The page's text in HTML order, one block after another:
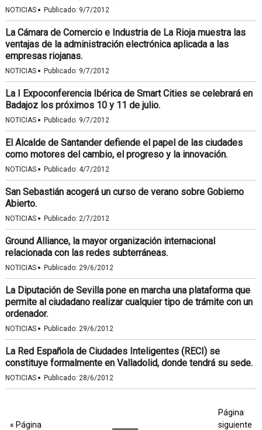
NOTICIAS · Publicado: 9/7/2012
La Cámara de Comercio e Industria de La Rioja muestra las
ventajas de la administración electrónica aplicada a las
empresas riojanas.
NOTICIAS · Publicado: 9/7/2012
La I Expoconferencia Ibérica de Smart Cities se celebrará en
Badajoz los próximos 10 y 11 de julio.
NOTICIAS · Publicado: 9/7/2012
El Alcalde de Santander defiende el papel de las ciudades
como motores del cambio, el progreso y la innovación.
NOTICIAS · Publicado: 4/7/2012
San Sebastián acogerá un curso de verano sobre Gobierno
Abierto.
NOTICIAS · Publicado: 2/7/2012
Ground Alliance, la mayor organización internacional
relacionada con las redes subterráneas.
NOTICIAS · Publicado: 29/6/2012
La Diputación de Sevilla pone en marcha una plataforma que
permite al ciudadano realizar cualquier tipo de trámite con un
ordenador.
NOTICIAS · Publicado: 29/6/2012
La Red Española de Ciudades Inteligentes (RECI) se
constituye formalmente en Valladolid, donde tendrá su sede.
NOTICIAS · Publicado: 28/6/2012
« Página
Página
siguiente